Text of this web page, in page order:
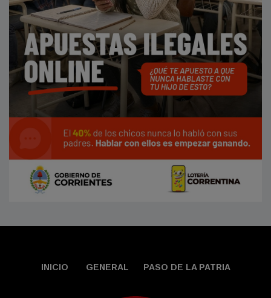
INICIO GENERAL PASO DE LA PATRIA